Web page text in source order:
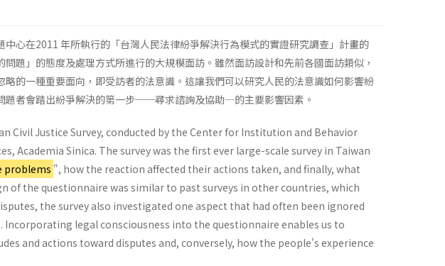
心在2011 年所執行的「台灣人民法律紛爭解決行為模式的實證研究調查」計畫的
題」的態度及處理方式所進行的大規模面訪。雖然面訪設計和先前各國面訪類似，
的一種重要面向，即受訪者的法意識。這讓我們可以研究人民的法意識如何影響紛
題者會踏出紛爭解決的第一步──尋求諮詢及協助—的主要影響因素。
Civil Justice Survey, conducted by the Center for Institution and Behavior
Academia Sinica. The survey was the first ever large-scale survey in Taiwan
problems ", how the reaction affected their actions taken, and finally, what
of the questionnaire was similar to past surveys in other countries, which
the survey also investigated one aspect that had often been ignored
legal consciousness into the questionnaire enables us to
and actions toward disputes and, conversely, how the people's experience